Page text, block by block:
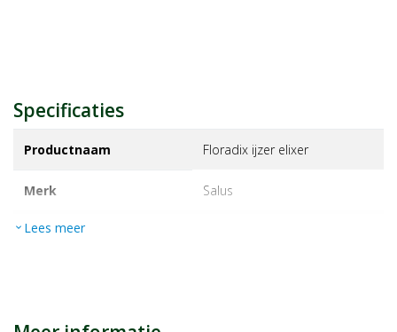
Specificaties
Productnaam Floradix ijzer elixer
Merk salus
EAN
expand_more Lees meer